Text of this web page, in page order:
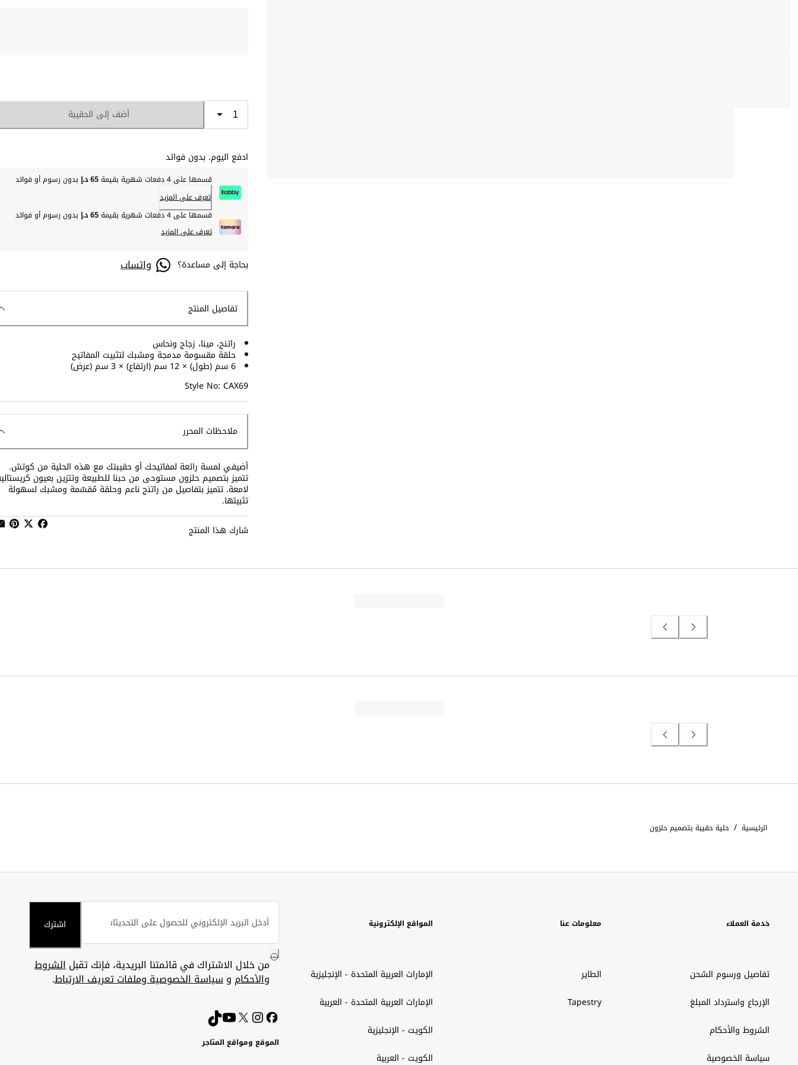
أضف إلى الحقيبة
ادفع اليوم. بدون فوائد
قسمها على 4 دفعات شهرية بقيمة 65 د.إ
بدون رسوم أو فوائد
تعرف على المزيد
قسمها على 4 دفعات شهرية بقيمة
65 د.إ
بدون رسوم أو فوائد
تعرف على المزيد
بحاجة إلى مساعدة؟ واتساب
تفاصيل المنتج
راتنج، مينا، زجاج ونحاس
حلقة مقسومة مدمجة ومشبك لتثبيت المفاتيح
6 سم (طول) × 12 سم (ارتفاع) × 3 سم (عرض)
Style No: CAX69
ملاحظات المحرر
أضيفي لمسة رائعة لمفاتيحك أو حقيبتك مع هذه الحلية من كوتش.
تتميز بتصميم حلزون مستوحى من حبنا للطبيعة وتتزين بعيون
لامعة. تتميز بتفاصيل من راتنج ناعم وحلقة مُقسّمة ومشبك لسهولة
تثبيتها.
شارك هذا المنتج
الرئيسية / حلية حقيبة بتصميم حلزون
خدمة العملاء
تفاصيل ورسوم الشحن
الإرجاع واسترداد المبلغ
الشروط والأحكام
سياسة الخصوصية
معلومات عنا
الطاير
Tapestry
المواقع الإلكترونية
الإمارات العربية المتحدة - الإنجليزية
الإمارات العربية المتحدة - العربية
الكويت - الإنجليزية
الكويت - العربية
اشترك
من خلال الاشتراك في قائمتنا البريدية، فإنك تقبلالشروط
والأحكام وسياسة الخصوصية وملفات تعريف الارتباط.
الموقع ومواقع المتاجر